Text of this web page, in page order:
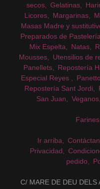
secos
Gelatinas
Licores
Margarinas
Masas Madre y
Preparados de
Mix Espelta
Natas
Mousses
Utensilios de
Panellets
Repostería
Especial Reyes
Repostería Sant Jordi
San Juan
Veganos
Ir arriba
Privacidad
pedido
C/ MARE DE DEU DELS